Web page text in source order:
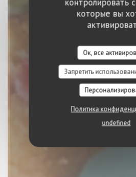
контролировать
которые вы
Ок, все
Запретить
Политика
undefined
EL
ИСПАНСКИЙ РЕСТОРАН
ЗАБРОНИРОВАТЬ